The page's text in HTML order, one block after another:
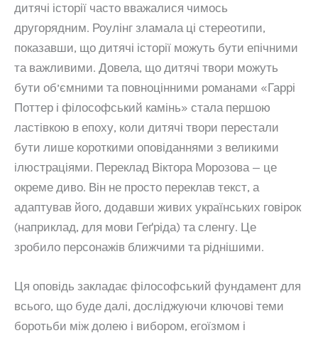
дитячі історії часто вважалися чимось
другорядним. Роулінг зламала ці стереотипи,
показавши, що дитячі історії можуть бути епічними
та важливими. Довела, що дитячі твори можуть
бути об’ємними та повноцінними романами «Гаррі
Поттер і філософський камінь» стала першою
ластівкою в епоху, коли дитячі твори перестали
бути лише короткими оповіданнями з великими
ілюстраціями. Переклад Віктора Морозова — це
окреме диво. Він не просто переклав текст, а
адаптував його, додавши живих українських говірок
(наприклад, для мови Геґріда) та сленгу. Це
зробило персонажів ближчими та ріднішими.
Ця оповідь закладає філософський фундамент для
всього, що буде далі, досліджуючи ключові теми
боротьби між долею і вибором, егоїзмом і